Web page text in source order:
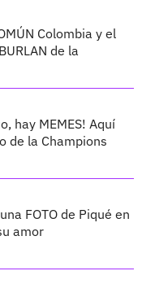
Colombia y el
de la
hay MEMES! Aquí
de la Champions
FOTO de Piqué en
amor